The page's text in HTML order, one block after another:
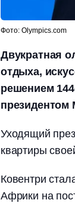
Фото: Olympics.com
Двукратная
отдыха,
решением
президентом
Уходящий
квартиры
Ковентри
Африки на